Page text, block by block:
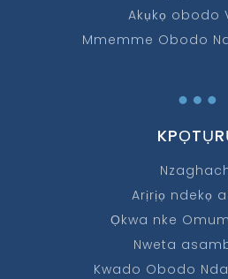
Akụkọ obodo
Mmemme Obodo
…
Arịrịọ ndekọ
Ọkwa nke
Nweta
Kwado Obodo